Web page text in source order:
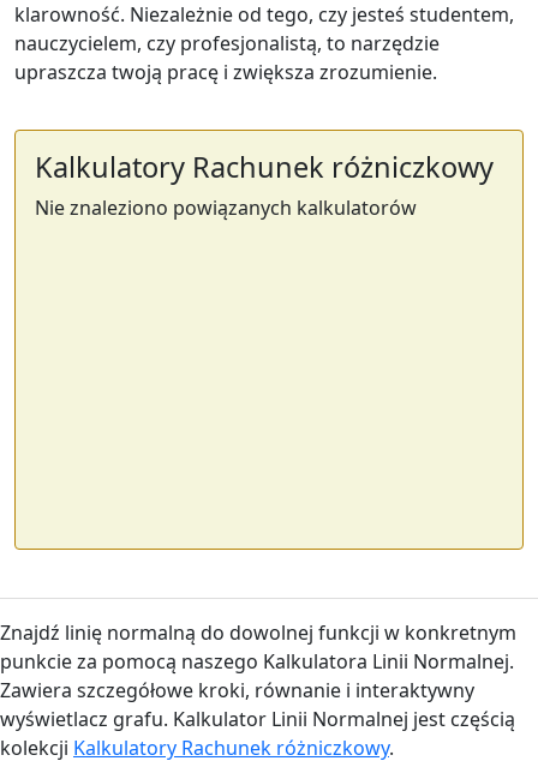
klarowność. Niezależnie od tego, czy jesteś studentem,
nauczycielem, czy profesjonalistą, to narzędzie
upraszcza twoją pracę i zwiększa zrozumienie.
Kalkulatory Rachunek różniczkowy
Nie znaleziono powiązanych kalkulatorów
Znajdź linię normalną do dowolnej funkcji w konkretnym
punkcie za pomocą naszego Kalkulatora Linii Normalnej.
Zawiera szczegółowe kroki, równanie i interaktywny
wyświetlacz grafu. Kalkulator Linii Normalnej jest częścią
kolekcji Kalkulatory Rachunek różniczkowy.